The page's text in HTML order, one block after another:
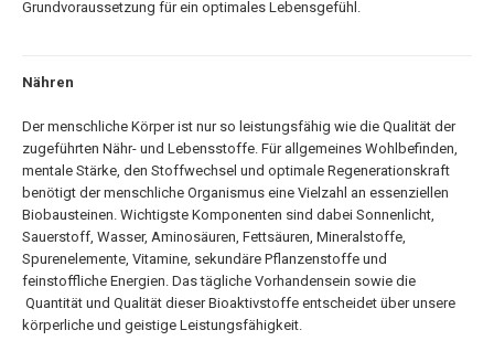
Grundvoraussetzung für ein optimales Lebensgefühl.
Nähren
Der menschliche Körper ist nur so leistungsfähig wie die Qualität der
zugeführten Nähr- und Lebensstoffe. Für allgemeines Wohlbefinden,
mentale Stärke, den Stoffwechsel und optimale Regenerationskraft
benötigt der menschliche Organismus eine Vielzahl an essenziellen
Biobausteinen. Wichtigste Komponenten sind dabei Sonnenlicht,
Sauerstoff, Wasser, Aminosäuren, Fettsäuren, Mineralstoffe,
Spurenelemente, Vitamine, sekundäre Pflanzenstoffe und
feinstoffliche Energien. Das tägliche Vorhandensein sowie die
Quantität und Qualität dieser Bioaktivstoffe entscheidet über unsere
körperliche und geistige Leistungsfähigkeit.